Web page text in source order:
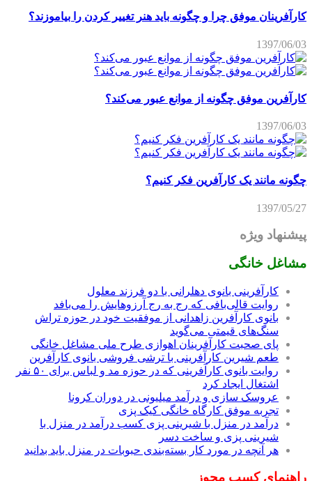
کارآفرینان موفق چرا و چگونه باید هنر تغییر کردن را بیاموزند؟
1397/06/03
کارآفرین موفق چگونه از موانع عبور می‌کند؟
1397/06/03
چگونه مانند یک کارآفرین فکر کنیم؟
1397/05/27
پیشنهاد ویژه
مشاغل خانگی
کارآفرینی بانوی دهلرانی با دو فرزند معلول
روایت قالی‌بافی که رج به رج آرزوهایش را می‌بافد
بانوی کارآفرین زاهدانی از موفقیت خود در حوزه تراش
سنگ‌های قیمتی می‌گوید
پای صحبت کارآفرینان اهوازی طرح ملی مشاغل خانگی
طعم شیرین کارآفرینی با ترشی فروشی بانوی کارآفرین
روایت بانوی کارآفرینی که در حوزه مد و لباس برای ۵۰ نفر
اشتغال ایجاد کرد
عروسک سازی و درآمد میلیونی در دوران کرونا
تجربه موفق کارگاه خانگی کیک پزی
درآمد در منزل با شیرینی پزی کسب درآمد در منزل با
شیرینی پزی و ساخت دسر
هر آنچه در مورد کار بسته‌بندی حبوبات در منزل باید بدانید
راهنمای کسب مجوز